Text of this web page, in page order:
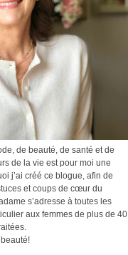
de beauté, de santé et de
de la vie est pour moi une
j’ai créé ce blogue, afin de
et coups de cœur du
s’adresse à toutes les
aux femmes de plus de 40